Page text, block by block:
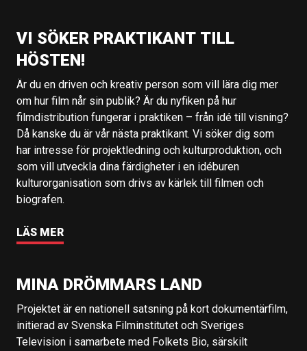
VI SÖKER PRAKTIKANT TILL
HÖSTEN!
Är du en driven och kreativ person som vill lära dig mer
om hur film når sin publik? Är du nyfiken på hur
filmdistribution fungerar i praktiken – från idé till visning?
Då kanske du är vår nästa praktikant. Vi söker dig som
har intresse för projektledning och kulturproduktion, och
som vill utveckla dina färdigheter i en idéburen
kulturorganisation som drivs av kärlek till filmen och
biografen.
LÄS MER
MINA DRÖMMARS LAND
Projektet är en nationell satsning på kort dokumentärfilm,
initierad av Svenska Filminstitutet och Sveriges
Television i samarbete med Folkets Bio, särskilt